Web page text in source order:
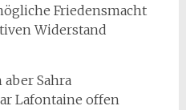
Friedensmacht
Widerstand
Sahra
Lafontaine offen